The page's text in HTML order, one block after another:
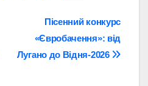
Пісенний конкурс
«Євробачення»: від
Лугано до Відня-2026